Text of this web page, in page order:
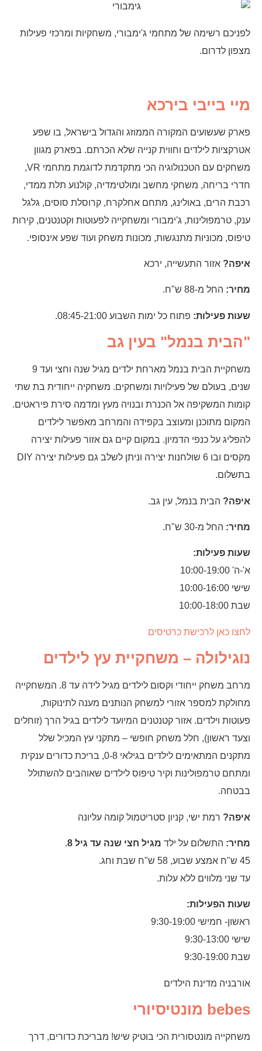
לפניכם רשימה של מתחמי ג'ימבורי, משחקיות ומרכזי פעילות
מצפון לדרום.
מיי בייבי בירכא
פארק שעשועים המקורה הממוזג והגדול בישראל, בו שפע
אטרקציות לילדים וחווית קנייה שלא הכרתם. בפארק מגוון
משחקים עם הטכנולוגיה הכי מתקדמת לדוגמת מתחמי VR,
חדרי בריחה, משחקי מחשב ומולטימדיה, קולנוע תלת ממדי,
רכבת הרים, באולינג, מתחם אחלקרח, קרוסלת סוסים, גלגל
ענק, טרמפולינות, ג'ימבורי ומשחקייה לפעוטות וקטנטנים, קירות
טיפוס, מכוניות מתנגשות, מכונות משחק ועוד שפע אינסופי.
איפה? אזור התעשייה, ירכא
מחיר: החל מ-88 ש"ח.
שעות פעילות: פתוח כל ימות השבוע 08:45-21:00.
"הבית בנמל" בעין גב
משחקיית הבית בנמל מארחת ילדים מגיל שנה וחצי ועד 9
שנים, בעולם של פעילויות ומשחקים. משחקיה ייחודית בת שתי
קומות המשקיפה אל הכנרת ובנויה מעץ ומדמה סירת פיראטים.
המקום מתוכנן ומעוצב בקפידה והמרחב מאפשר לילדים
להפליג על כנפי הדמיון. במקום קיים גם אזור פעילות יצירה
מקסים ובו 6 שולחנות יצירה וניתן לשלב גם פעילות יצירה DIY
בתשלום.
איפה? הבית בנמל, עין גב.
מחיר: החל מ-30 ש"ח.
שעות פעילות:
א'-ה' 10:00-19:00
שישי 10:00-16:00
שבת 10:00-18:00
לחצו כאן לרכישת כרטיסים
נוגילולה – משחקיית עץ לילדים
מרחב משחק ייחודי וקסום לילדים מגיל לידה עד 8. המשחקייה
מחולקת למספר אזורי למשחק הנותנים מענה לתינוקות,
פעוטות וילדים. אזור קטנטנים המיועד לילדים בגיל הרך (זוחלים
וצעד ראשון), חלל משחק חופשי – מתקני עץ המכיל שלל
מתקנים המתאימים לילדים בגילאי 0-8, בריכת כדורים ענקית
ומתחם טרמפולינות וקיר טיפוס לילדים שאוהבים להשתולל
בבטחה.
איפה? רמת ישי, קניון סטריטמול קומה עליונה
מחיר: התשלום על ילד מגיל חצי שנה עד גיל 8
.
45 ש"ח אמצע שבוע, 58 ש"ח שבת וחג.
עד שני מלווים ללא עלות.
שעות הפעילות:
ראשון- חמישי 9:30-19:00
שישי 9:30-13:00
שבת 9:30-19:00
אורבניה מדינת הילדים
bebes מונטיסיורי
משחקייה מונטסורית הכי בוטיק שיש! מבריכת כדורים, דרך